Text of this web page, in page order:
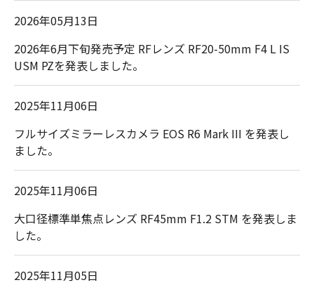
2026年05月13日
2026年6月下旬発売予定 RFレンズ RF20-50mm F4 L IS
USM PZを発表しました。
2025年11月06日
フルサイズミラーレスカメラ EOS R6 Mark III を発表し
ました。
2025年11月06日
大口径標準単焦点レンズ RF45mm F1.2 STM を発表しま
した。
2025年11月05日